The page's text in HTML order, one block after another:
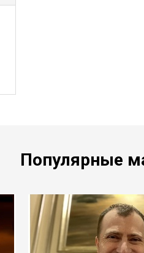
Популярные